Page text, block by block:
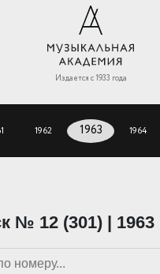
Издается с 1933 года
1962 1963 1964
№ 12 (301) | 1963